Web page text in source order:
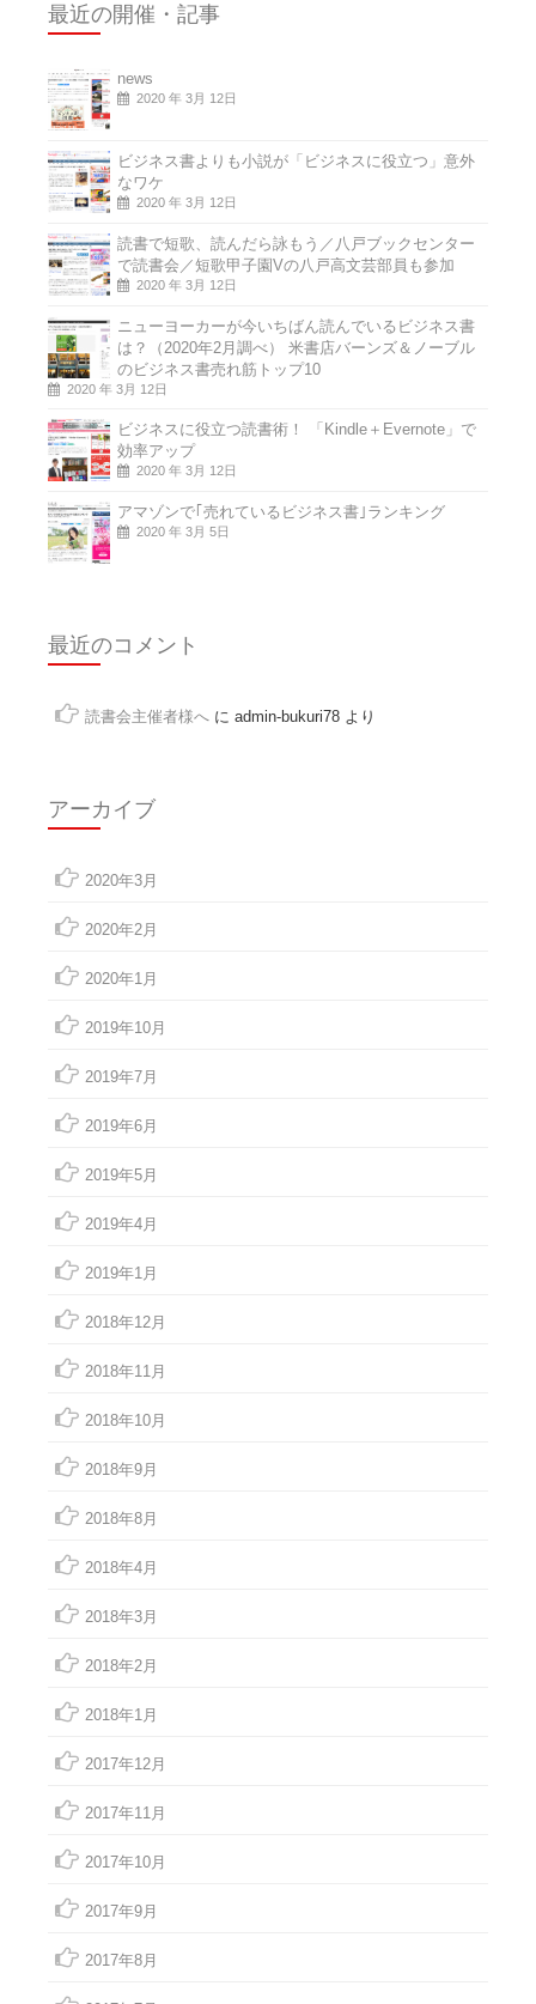
最近の開催・記事
news
2020 年 3月 12日
ビジネス書よりも小説が「ビジネスに役立つ」意外
なワケ
2020 年 3月 12日
読書で短歌、読んだら詠もう／八戸ブックセンター
で読書会／短歌甲子園Vの八戸高文芸部員も参加
2020 年 3月 12日
ニューヨーカーが今いちばん読んでいるビジネス書
は？（2020年2月調べ） 米書店バーンズ＆ノーブル
のビジネス書売れ筋トップ10
2020 年 3月 12日
ビジネスに役立つ読書術！ 「Kindle＋Evernote」で
効率アップ
2020 年 3月 12日
アマゾンで｢売れているビジネス書｣ランキング
2020 年 3月 5日
最近のコメント
読書会主催者様へ に admin-bukuri78 より
アーカイブ
2020年3月
2020年2月
2020年1月
2019年10月
2019年7月
2019年6月
2019年5月
2019年4月
2019年1月
2018年12月
2018年11月
2018年10月
2018年9月
2018年8月
2018年4月
2018年3月
2018年2月
2018年1月
2017年12月
2017年11月
2017年10月
2017年9月
2017年8月